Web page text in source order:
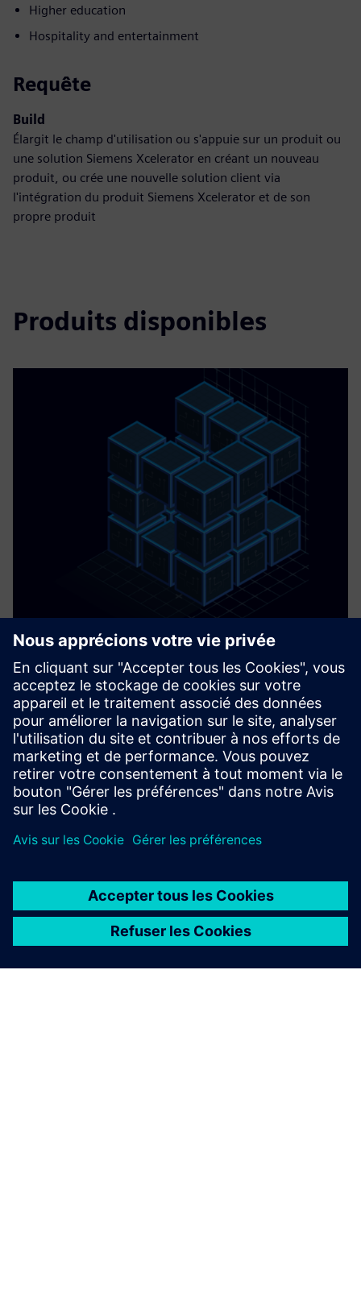
Higher education
Hospitality and entertainment
Requête
Build
Élargit le champ d'utilisation ou s'appuie sur un produit ou
une solution Siemens Xcelerator en créant un nouveau
produit, ou crée une nouvelle solution client via
l'intégration du produit Siemens Xcelerator et de son
propre produit
Produits disponibles
AI Chilled Water Plant Optimization
Maximisez votre BMS avec la technologie d'optimisation
des installations d'eau glacée primée Exergenics - pas de
boîte noire, pas de training, pas de problèmes de sécurité.
Économisez 5 à 35 % d'énergie grâce à une mise en œuvre
t...
En savoir plus